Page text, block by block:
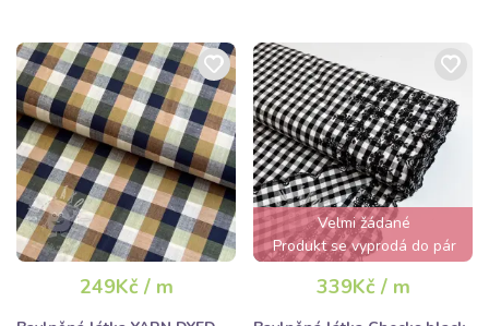
249Kč / m
Velmi žádané
Produkt se vyprodá do pár
hodin
339Kč / m